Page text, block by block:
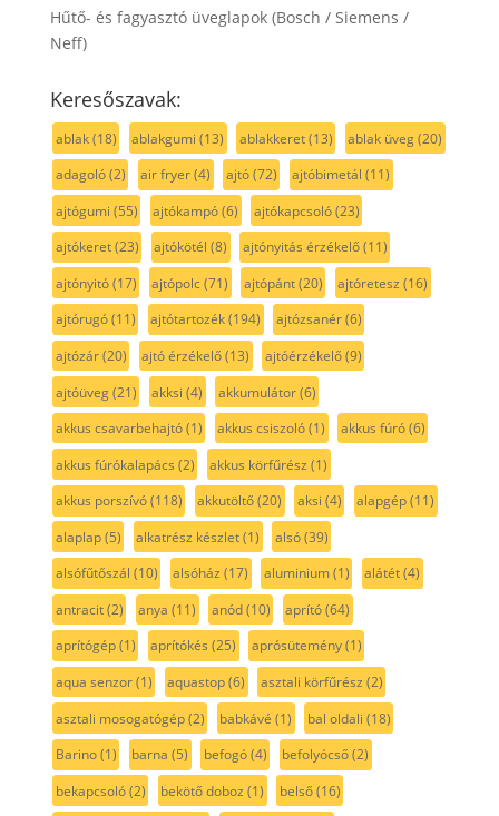
Hűtő- és fagyasztó üveglapok (Bosch / Siemens /
Neff)
Keresőszavak:
ablak(18) ablakgumi (13) ablakkeret(13) ablak üveg(20)
adagoló(2) air fryer(4) ajtó(72) ajtóbimetál (11)
ajtógumi (55) ajtókampó(6) ajtókapcsoló(23)
ajtókeret(23) ajtókötél (8) ajtónyitás érzékelő(11)
ajtónyitó(17) ajtópolc(71) ajtópánt(20) ajtóretesz (16)
ajtórugó(11) ajtótartozék(194) ajtózsanér(6)
ajtózár(20) ajtó érzékelő(13) ajtóérzékelő(9)
ajtóüveg(21) akksi (4) akkumulátor(6)
akkus csavarbehajtó(1) akkus csiszoló(1) akkus fúró(6)
akkus fúrókalapács (2) akkus körfűrész (1)
akkus porszívó(118) akkutöltő(20) aksi (4) alapgép(11)
alaplap(5) alkatrész készlet(1) alsó(39)
alsófűtőszál (10) alsóház (17) aluminium(1) alátét(4)
antracit(2) anya (11) anód(10) aprító(64)
aprítógép(1) aprítókés (25) aprósütemény(1)
aqua senzor(1) aquastop(6) asztali körfűrész (2)
asztali mosogatógép(2) babkávé (1) bal oldali (18)
Barino(1) barna (5) befogó(4) befolyócső(2)
bekapcsoló(2) bekötő doboz (1) belső(16)